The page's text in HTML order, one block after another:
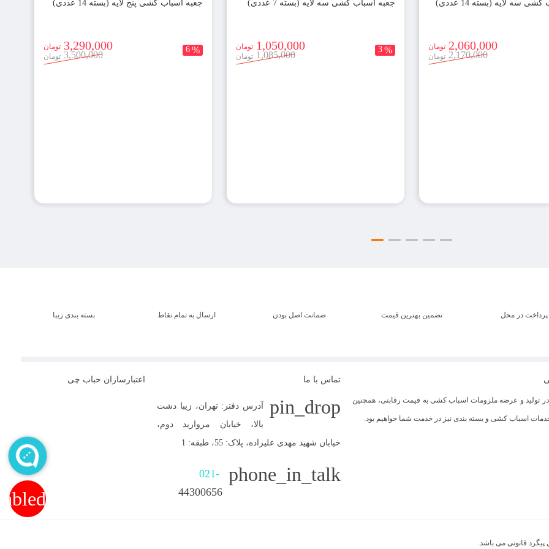
سه لایه (بسته 14 عددی)
2,060,000 تومان
2,170,000 تومان
جعبه اسباب کشی سه لایه (بسته 7 عددی)
3 %
1,050,000 تومان
1,085,000 تومان
جعبه اسباب کشی پنج لایه (بسته 14 عددی)
6 %
3,290,000 تومان
3,500,000 تومان
پرداخت در محل تضمین بهترین قیمت ضمانت اصل بودن ارسال به تمام نقاط بسته بندی زیبا
تولید و عرضه ملزومات اسباب کشی به قیمت رقابتی، همچنین
خدمات اسباب کشی و بسته بندی نیز در خدمت شما خواهیم بود.
تماس با ما
pin_drop
آدرس دفتر: تهران، زیبا دشت
بالا، خیابان مروارید دوم،
خیابان شهید مهدی علیزاده، پلاک: 55، طبقه: 1
phone_in_talk
021-
44300656
اعتبارسازان حباب چی
قانونی می باشد.